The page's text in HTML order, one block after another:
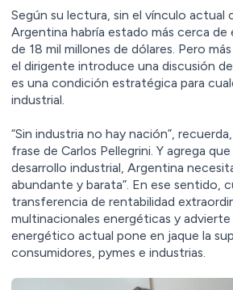
Según su lectura, sin el vínculo actual
Argentina habría estado más cerca
de 18 mil millones de dólares. Pero
el dirigente introduce una discusión
es una condición estratégica para
industrial.
“Sin industria no hay nación”,
frase de Carlos Pellegrini. Y agrega
desarrollo industrial, Argentina
abundante y barata”. En ese sentido,
transferencia de rentabilidad
multinacionales energéticas y
energético actual pone en jaque la
consumidores, pymes e industrias.